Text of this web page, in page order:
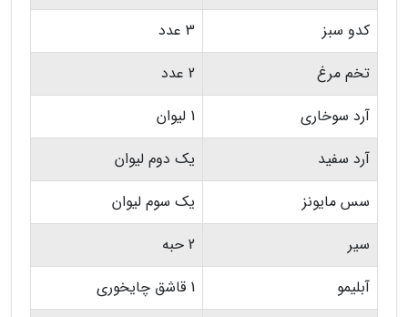
کدو سبز
3 عدد
تخم مرغ
2 عدد
آرد سوخاری
1 لیوان
آرد سفید
یک دوم لیوان
سس مایونز
یک سوم لیوان
سیر
2 حبه
آبلیمو
1 قاشق چایخوری